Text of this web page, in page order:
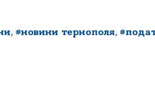
, #новини тернополя,